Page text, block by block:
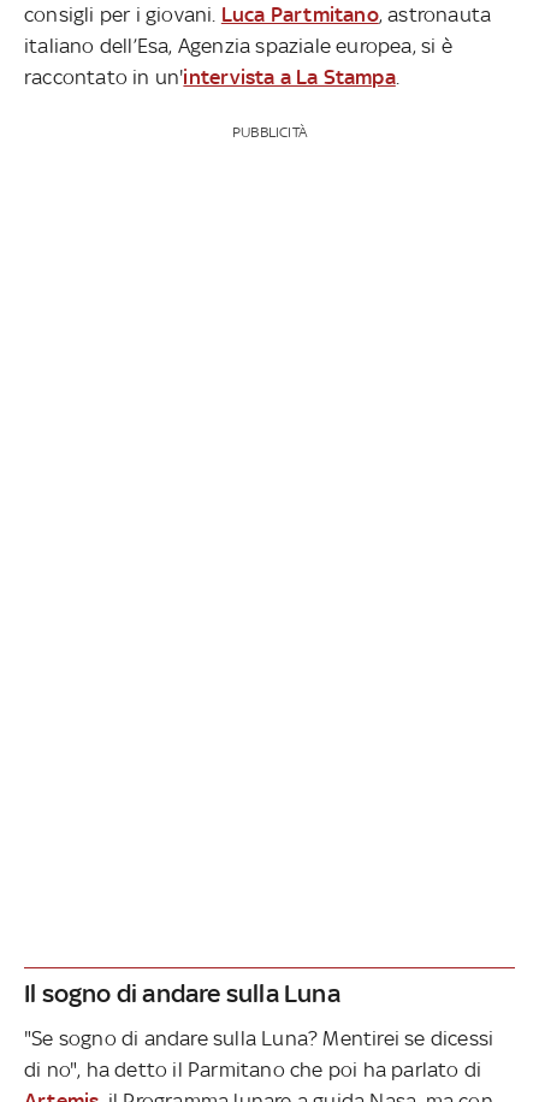
consigli per i giovani. Luca Partmitano, astronauta
italiano dell’Esa, Agenzia spaziale europea, si è
raccontato in un'intervista a La Stampa.
PUBBLICITÀ
Il sogno di andare sulla Luna
"Se sogno di andare sulla Luna? Mentirei se dicessi
di no", ha detto il Parmitano che poi ha parlato di